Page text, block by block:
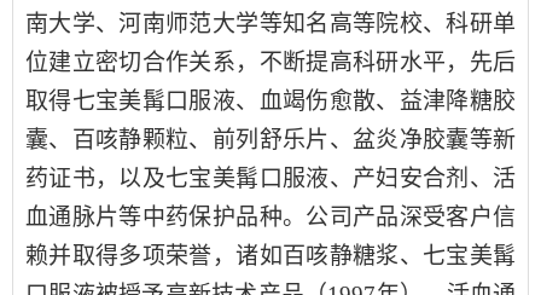
南大学、河南师范大学等知名高等院校、科研单
位建立密切合作关系， 不断提高科研水平，先后
取得七宝美髯口服液、血竭伤愈散、益津降糖胶
囊、百咳静颗粒、前列舒乐片、盆炎净胶囊等新
药证书，以及七宝美髯口服液、产妇安合剂、活
血通脉片等中药保护品种。 公司产品深受客户信
赖并取得多项荣誉，诸如 百咳静糖浆、 七宝美髯